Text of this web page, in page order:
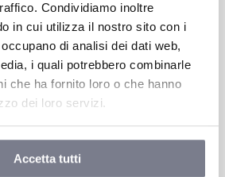
Condividiamo inoltre
in cui utilizza il nostro sito con i
di analisi dei dati web,
i quali potrebbero combinarle
che ha fornito loro o che hanno
dei loro servizi.
Accetta tutti
Fiera
per maggiori